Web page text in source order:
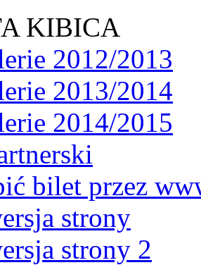
KIBICA
2012/2013
2013/2014
2014/2015
bilet przez
strony
strony 2